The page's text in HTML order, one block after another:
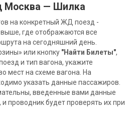
Москва — Шилка
на конкретный ЖД поезд -
выше, где отображаются все
на сегодняшний день.
или кнопку "Найти Билеты",
и тип вагона, укажите
мест на схеме вагона. На
указать данные пассажиров.
введенные вами данные
и проводник будет проверять их при